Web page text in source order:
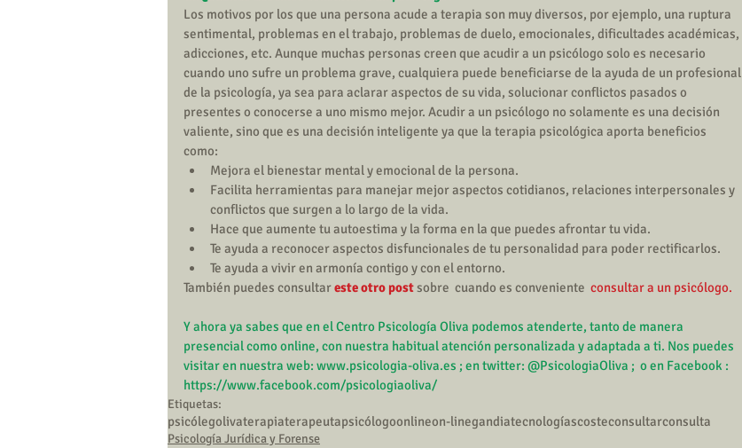
Los motivos por los que una persona acude a terapia son muy diversos, por ejemplo, una ruptura
sentimental, problemas en el trabajo, problemas de duelo, emocionales, dificultades académicas,
adicciones, etc. Aunque muchas personas creen que acudir a un psicólogo solo es necesario
cuando uno sufre un problema grave, cualquiera puede beneficiarse de la ayuda de un profesional
de la psicología, ya sea para aclarar aspectos de su vida, solucionar conflictos pasados o
presentes o conocerse a uno mismo mejor. Acudir a un psicólogo no solamente es una decisión
valiente, sino que es una decisión inteligente ya que la terapia psicológica aporta beneficios
como:
Mejora el bienestar mental y emocional de la persona.
Facilita herramientas para manejar mejor aspectos cotidianos, relaciones interpersonales y
conflictos que surgen a lo largo de la vida.
Hace que aumente tu autoestima y la forma en la que puedes afrontar tu vida.
Te ayuda a reconocer aspectos disfuncionales de tu personalidad para poder rectificarlos.
Te ayuda a vivir en armonía contigo y con el entorno.
También puedes consultar este otro post sobre  cuando es conveniente consultar a un psicólogo.
Y ahora ya sabes que en el Centro Psicología Oliva podemos atenderte, tanto de manera
presencial como online, con nuestra habitual atención personalizada y adaptada a ti. Nos puedes
visitar en nuestra web: www.psicologia-oliva.es ; en twitter: @PsicologiaOliva ;  o en Facebook :
https://www.facebook.com/psicologiaoliva/​
Etiquetas:
psicólegolivaterapiaterapeutapsicólogoonlineon-linegandiatecnologíascosteconsultarconsulta
Psicología Jurídica y Forense